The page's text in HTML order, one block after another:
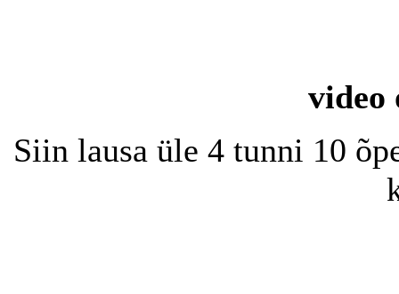
video
Siin lausa üle 4 tunni 10